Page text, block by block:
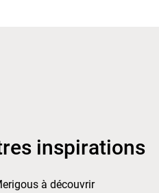
inspirations
à découvrir